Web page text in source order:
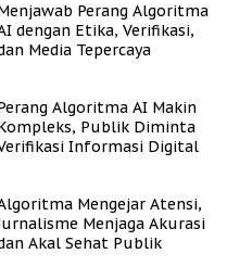
Perang Algoritma
dengan Etika, Verifikasi,
Media Tepercaya
Algoritma AI Makin
Publik Diminta
Informasi Digital
Mengejar Atensi,
Menjaga Akurasi
Akal Sehat Publik